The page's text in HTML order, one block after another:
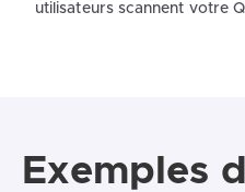
utilisateurs scannent votre
Exemples